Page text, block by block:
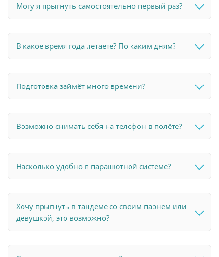
Могу я прыгнуть самостоятельно первый раз?
В какое время года летаете? По каким дням?
Подготовка займёт много времени?
Возможно снимать себя на телефон в полёте?
Насколько удобно в парашютной системе?
Хочу прыгнуть в тандеме со своим парнем или
девушкой, это возможно?